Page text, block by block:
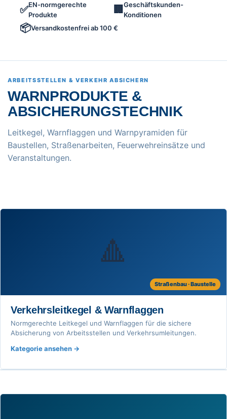
✅EN-normgerechte
Produkte
🏢 Geschäftskunden-
Konditionen
📦Versandkostenfrei ab 100 €
ARBEITSSTELLEN & VERKEHR ABSICHERN
WARNPRODUKTE &
ABSICHERUNGSTECHNIK
Leitkegel, Warnflaggen und Warnpyramiden für
Baustellen, Straßenarbeiten, Feuerwehreinsätze und
Veranstaltungen.
🔺
Straßenbau · Baustelle
Verkehrsleitkegel & Warnflaggen
Normgerechte Leitkegel und Warnflaggen für die sichere
Absicherung von Arbeitsstellen und Verkehrsumleitungen.
Kategorie ansehen